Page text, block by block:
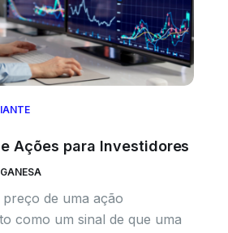
Ações para Investidores
de uma ação
como um sinal de que uma